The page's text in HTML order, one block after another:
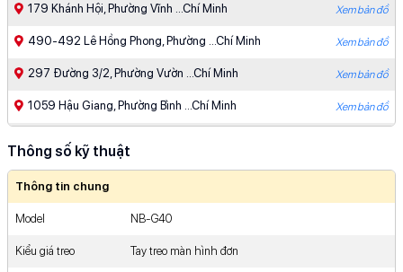
179 Khánh Hội, Phường Vĩnh ...Chí Minh Xem bản đồ
490-492 Lê Hồng Phong, Phường ...Chí Minh Xem bản đồ
297 Đường 3/2, Phường Vườn ...Chí Minh Xem bản đồ
1059 Hậu Giang, Phường Bình ...Chí Minh Xem bản đồ
383 Lê Trọng Tấn, Phường ...Chí Minh Xem bản đồ
910 Âu Cơ, Phường Tân ...Chí Minh Xem bản đồ
Thông số kỹ thuật
Thông tin chung
Model NB-G40
Kiểu giá treo Tay treo màn hình đơn